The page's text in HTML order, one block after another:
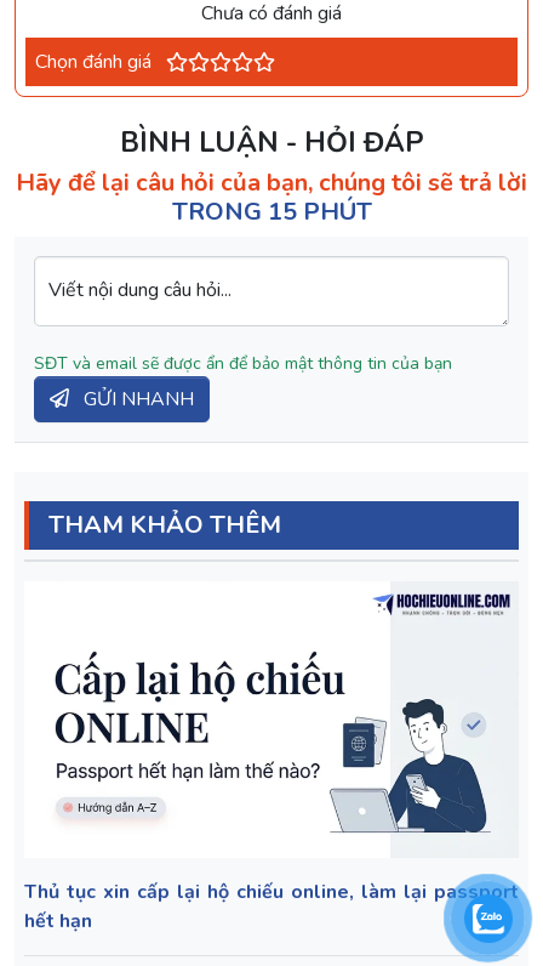
Chưa có đánh giá
Chọn đánh giá
BÌNH LUẬN - HỎI ĐÁP
Hãy để lại câu hỏi của bạn, chúng tôi sẽ trả lời
TRONG 15 PHÚT
Viết nội dung câu hỏi...
SĐT và email sẽ được ẩn để bảo mật thông tin của bạn
GỬI NHANH
THAM KHẢO THÊM
Thủ tục xin cấp lại hộ chiếu online, làm lại passport
hết hạn